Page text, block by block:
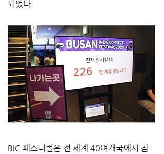
되었다.
BIC 페스티벌은 전 세계 40여개국에서 참